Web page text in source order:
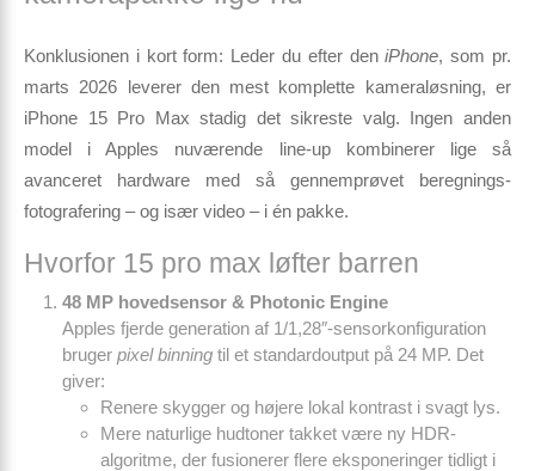
Konklusionen i kort form: Leder du efter deniPhone, som pr.
marts 2026 leverer den mest komplette kameraløsning, er
iPhone 15 Pro Max stadig det sikreste valg. Ingen anden
model i Apples nuværende line-up kombinerer lige så
avanceret hardware med så gennemprøvet beregnings­
fotografering – og især video – i én pakke.
Hvorfor 15 pro max løfter barren
48 MP hovedsensor & Photonic Engine
Apples fjerde generation af 1/1,28″-sensorkonfiguration
bruger pixel binning til et standardoutput på 24 MP. Det
giver:
Renere skygger og højere lokal kontrast i svagt lys.
Mere naturlige hudtoner takket være ny HDR-
algoritme, der fusionerer flere eksponeringer tidligt i